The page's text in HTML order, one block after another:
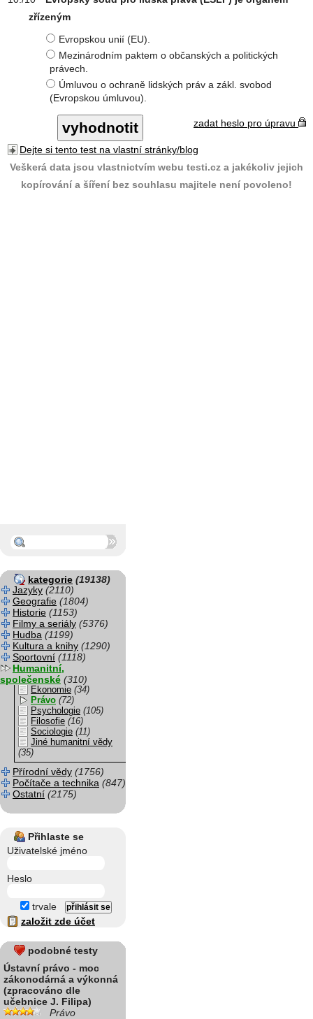
zřízeným
Evropskou unií (EU).
Mezinárodním paktem o občanských a politických
právech.
Úmluvou o ochraně lidských práv a zákl. svobod
(Evropskou úmluvou).
zadat heslo pro úpravu
Dejte si tento test na vlastní stránky/blog
Veškerá data jsou vlastnictvím webu testi.cz a jakékoliv jejich
kopírování a šíření bez souhlasu majitele není povoleno!
kategorie (19138)
Jazyky (2110)
Geografie (1804)
Historie (1153)
Filmy a seriály (5376)
Hudba (1199)
Kultura a knihy (1290)
Sportovní (1118)
Humanitní,
společenské (310)
Ekonomie (34)
Právo (72)
Psychologie (105)
Filosofie (16)
Sociologie (11)
Jiné humanitní vědy
(35)
Přírodní vědy (1756)
Počítače a technika (847)
Ostatní (2175)
Přihlaste se
Uživatelské jméno
Heslo
trvale
založit zde účet
podobné testy
Ústavní právo - moc
zákonodárná a výkonná
(zpracováno dle
učebnice J. Filipa)
Právo